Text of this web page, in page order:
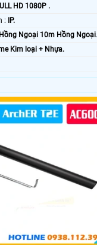
HD 1080P .
🌠 Công Nghệ Hình Ảnh : IP.
Hồng Ngoại 10m Hồng Ngoại
Kim loại + Nhựa.